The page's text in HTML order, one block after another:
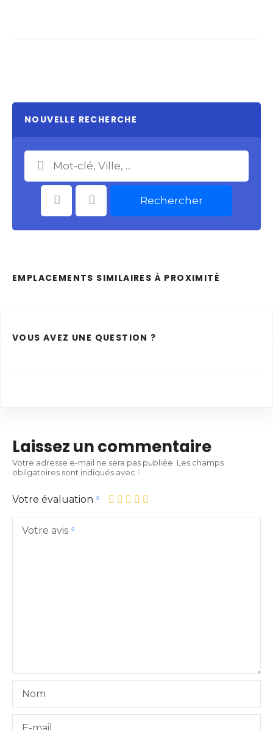
NOUVELLE RECHERCHE
Catégories Choisir le Lieu Rechercher
EMPLACEMENTS SIMILAIRES À PROXIMITÉ
VOUS AVEZ UNE QUESTION ?
Laissez un commentaire
Votre adresse e-mail ne sera pas publiée. Les champs
obligatoires sont indiqués avec
Votre évaluation
Votre avis
Nom